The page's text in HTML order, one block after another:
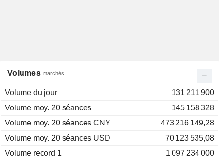
Volumes marchés
Volume du jour
131 211 900
Volume moy. 20 séances
145 158 328
Volume moy. 20 séances CNY
473 216 149,28
Volume moy. 20 séances USD
70 123 535,08
Volume record 1
1 097 234 000